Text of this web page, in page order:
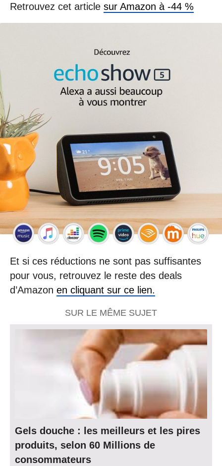
Retrouvez cet article sur Amazon à -44 %
Et si ces réductions ne sont pas suffisantes
pour vous, retrouvez le reste des deals
d’Amazon en cliquant sur ce lien.
SUR LE MÊME SUJET
Gels douche : les meilleurs et les pires
produits, selon 60 Millions de
consommateurs